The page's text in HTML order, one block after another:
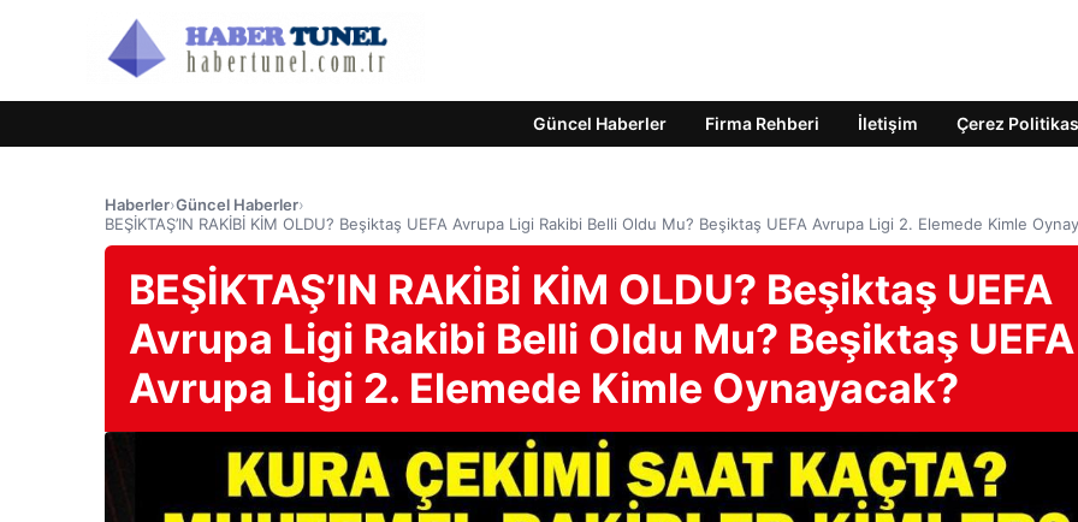
Güncel Haberler Firma Rehberi İletişim Çerez
Haberler›Güncel Haberler›
BEŞİKTAŞ’IN RAKİBİ KİM OLDU? Beşiktaş UEFA Avrupa Ligi Rakibi Belli Oldu Mu? Beşiktaş UEFA Avrupa Ligi 2. Elemede Kimle
BEŞİKTAŞ’IN RAKİBİ KİM OLDU? Beşiktaş UEFA
Avrupa Ligi Rakibi Belli Oldu Mu? Beşiktaş UEFA
Avrupa Ligi 2. Elemede Kimle Oynayacak?